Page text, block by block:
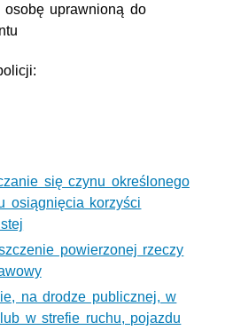
uprawnioną do
się czynu określonego
osiągnięcia korzyści
powierzonej rzeczy
na drodze publicznej, w
w strefie ruchu, pojazdu